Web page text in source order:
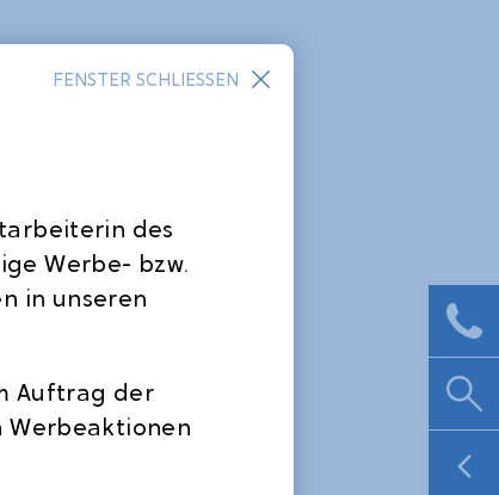
FENSTER SCHLIESSEN
des
Werbe- bzw.
in unseren
Auftrag der
Werbeaktionen
DATUM: 21.03.2022
RELEVANTE BLOG-ARTIKEL: